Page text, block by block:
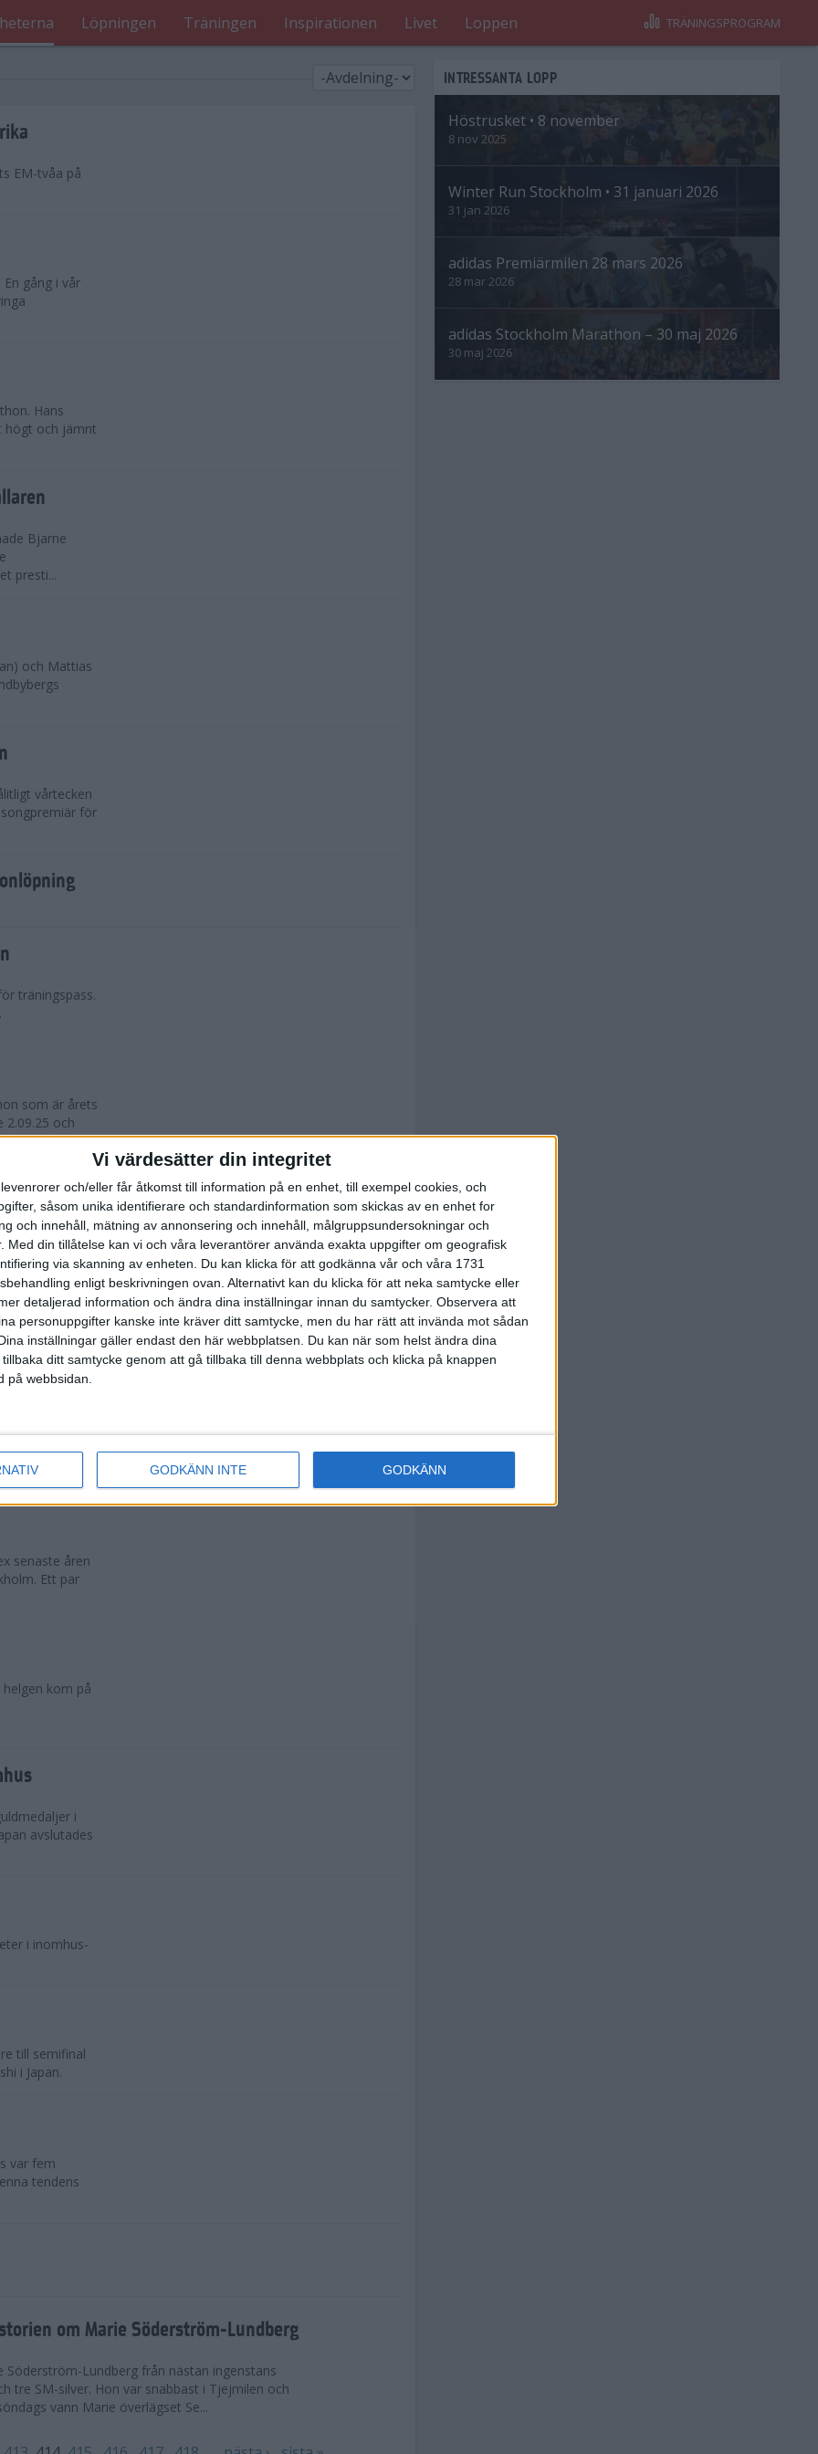
Vi värdesätter din integritet
och/eller får åtkomst till information på en enhet, till exempel cookies, och
såsom unika identifierare och standardinformation som skickas av en enhet for
och innehåll, mätning av annonsering och innehåll, målgruppsundersokningar och
Med din tillåtelse kan vi och våra leverantörer använda exakta uppgifter om geografisk
via skanning av enheten. Du kan klicka för att godkänna vår och våra 1731
enligt beskrivningen ovan. Alternativt kan du klicka för att neka samtycke eller
detaljerad information och ändra dina inställningar innan du samtycker. Observera att
personuppgifter kanske inte kräver ditt samtycke, men du har rätt att invända mot sådan
inställningar gäller endast den här webbplatsen. Du kan när som helst ändra dina
ditt samtycke genom att gå tillbaka till denna webbplats och klicka på knappen
på webbsidan.
GODKÄNN INTE GODKÄNN
Löpningen Träningen Inspirationen Livet Loppen TRÄNINGSPROGRAM
EM-tvåa på
gång i vår
Hans
högt och jämnt
Bjarne
presti...
och Mattias
vårtecken
för
träningspass.
som är årets
och
slår alla
loppet över
senaste åren
Ett par
kom på
i
avslutades
i inomhus-
till semifinal
i Japan.
var fem
tendens
om Marie Söderström-Lundberg
Söderström-Lundberg från nästan ingenstans
tre SM-silver. Hon var snabbast i Tjejmilen och
vann Marie överlägset Se...
INTRESSANTA LOPP
Höstrusket • 8 november
8 nov 2025
Winter Run Stockholm • 31 januari 2026
31 jan 2026
adidas Premiärmilen 28 mars 2026
28 mar 2026
adidas Stockholm Marathon – 30 maj 2026
30 maj 2026